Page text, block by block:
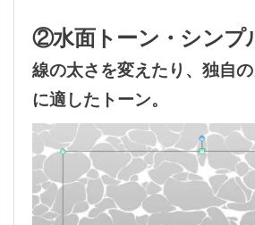
②水面トーン・シンプ
線の太さを変えたり、独自
に適したトーン。